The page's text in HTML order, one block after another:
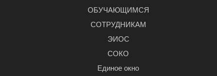
ОБУЧАЮЩИМСЯ
СОТРУДНИКАМ
ЭИОС
СОКО
Единое окно